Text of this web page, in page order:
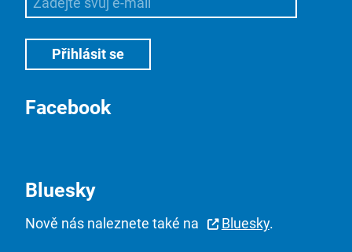
Facebook
Bluesky
Nově nás naleznete také na Bluesky.